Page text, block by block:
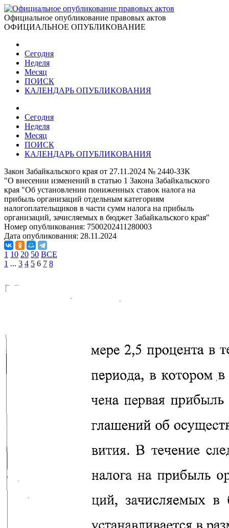
Официальное опубликование правовых актов
ОФИЦИАЛЬНОЕ ОПУБЛИКОВАНИЕ
Сегодня
Неделя
Месяц
ПОИСК
КАЛЕНДАРЬ ОПУБЛИКОВАНИЯ
Сегодня
Неделя
Месяц
ПОИСК
КАЛЕНДАРЬ ОПУБЛИКОВАНИЯ
Закон Забайкальского края от 27.11.2024 № 2440-ЗЗК
"О внесении изменений в статью 1 Закона Забайкальского
края "Об установлении пониженных ставок налога на
прибыль организаций отдельным категориям
налогоплательщиков в части сумм налога на прибыль
организаций, зачисляемых в бюджет Забайкальского края"
Номер опубликования: 7500202411280003
Дата опубликования: 28.11.2024
1 10 20 50 ВСЕ
1 ... 3 4 5 6 7 8